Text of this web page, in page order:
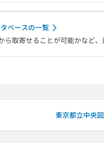
ベースの一覧
ら取寄せることが可能かなど、
東京都立中央